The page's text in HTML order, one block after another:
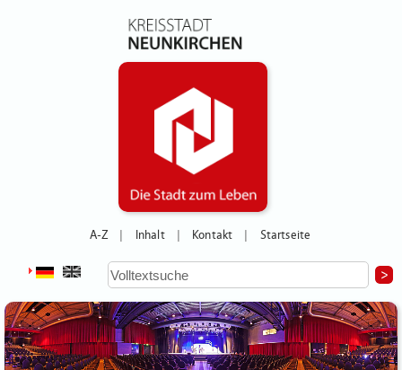
A-Z Inhalt Kontakt Startseite